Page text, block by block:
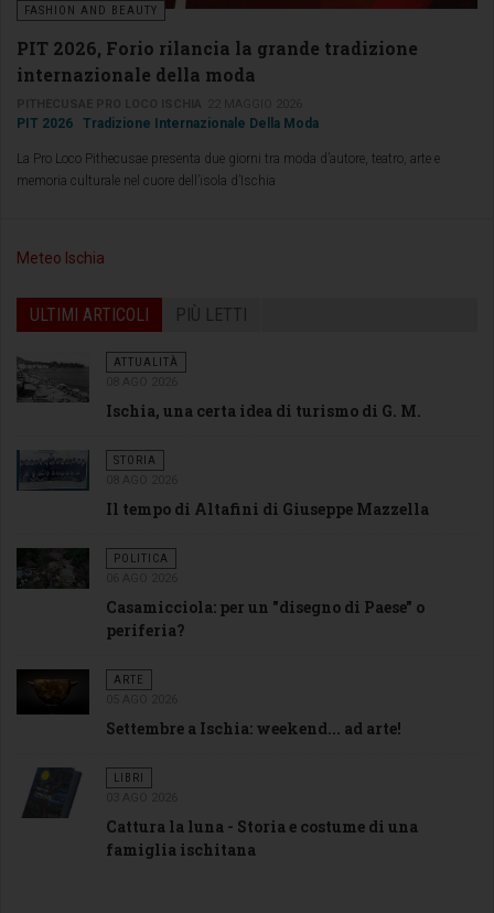
FASHION AND BEAUTY
PIT 2026, Forio rilancia la grande tradizione
internazionale della moda
PIT 2026 Tradizione Internazionale Della Moda
La Pro Loco Pithecusae presenta due giorni tra moda d’autore, teatro, arte e
memoria culturale nel cuore dell’isola d’Ischia
Meteo Ischia
ULTIMI ARTICOLI PIÙ LETTI
ATTUALITÀ
Ischia, una certa idea di turismo di G. M.
STORIA
Il tempo di Altafini di Giuseppe Mazzella
POLITICA
Casamicciola: per un "disegno di Paese" o
periferia?
ARTE
Settembre a Ischia: weekend... ad arte!
LIBRI
Cattura la luna - Storia e costume di una
famiglia ischitana